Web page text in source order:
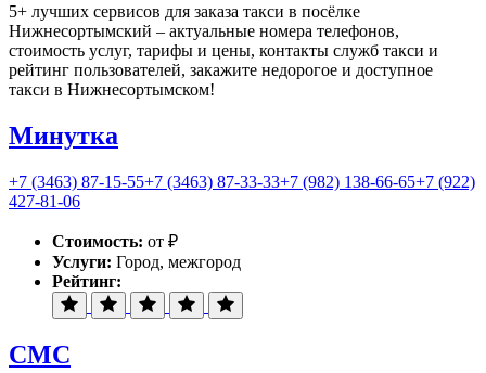
5+ лучших сервисов для заказа такси в посёлке
Нижнесортымский – актуальные номера телефонов,
стоимость услуг, тарифы и цены, контакты служб такси и
рейтинг пользователей, закажите недорогое и доступное
такси в Нижнесортымском!
Минутка
+7 (3463) 87-15-55+7 (3463) 87-33-33+7 (982) 138-66-65+7 (922)
427-81-06
Стоимость: от ₽
Услуги: Город, межгород
Рейтинг:
СМС